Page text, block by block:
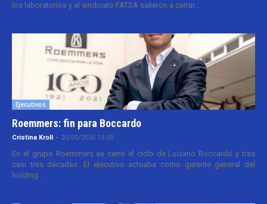
los laboratorios y el sindicato FATSA salieron a cerrar...
Ejecutivos
Roemmers: fin para Boccardo
Cristina Kroll - 20/05/2026 13:00
En el grupo Roemmers se cerró el ciclo de Luciano Boccardo y tras
casi tres décadas. El ejecutivo actuaba como gerente general del
holding...